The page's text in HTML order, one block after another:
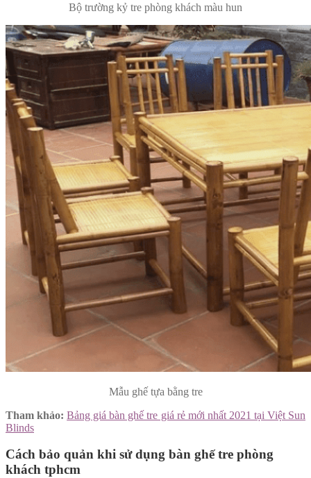
Bộ trường kỷ tre phòng khách màu hun
Mẫu ghế tựa bằng tre
Tham khảo: Bảng giá bàn ghế tre giá rẻ mới nhất 2021 tại Việt Sun
Blinds
Cách bảo quản khi sử dụng bàn ghế tre phòng
khách tphcm